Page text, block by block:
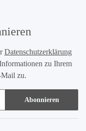
Datenschutzerklärung
zu Ihrem
zu.
Abonnieren